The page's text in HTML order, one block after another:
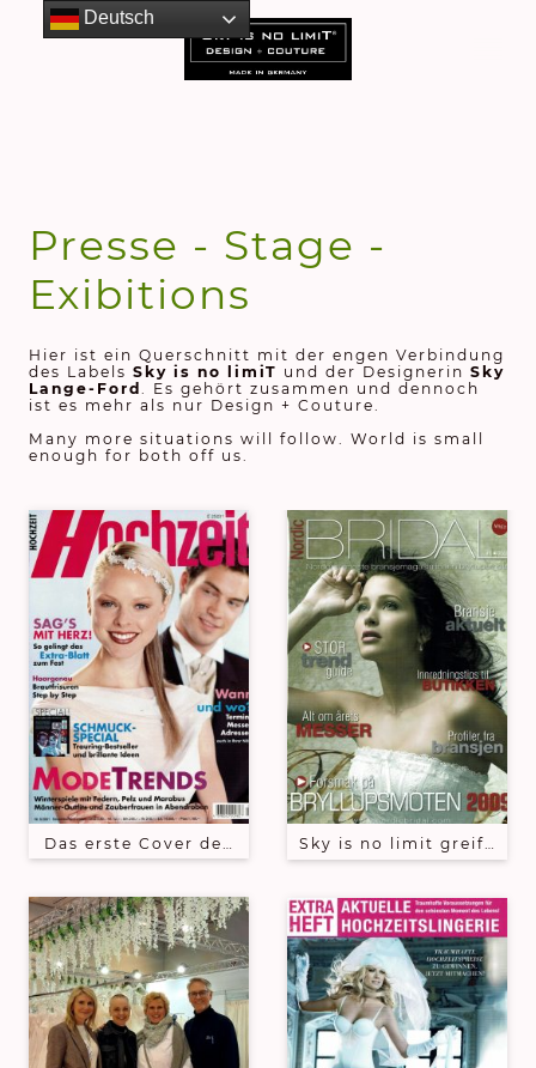
Presse - Stage -
Exibitions
Hier ist ein Querschnitt mit der engen Verbindung
des Labels Sky is no limiT und der Designerin Sky
Lange-Ford
. Es gehört zusammen und dennoch
ist es mehr als nur Design + Couture.
Many more situations will follow. World is small
enough for both off us.
Das erste Cover der Zeitschrift "Hochzeit" mit
Sky is no limit greift
Deutsch